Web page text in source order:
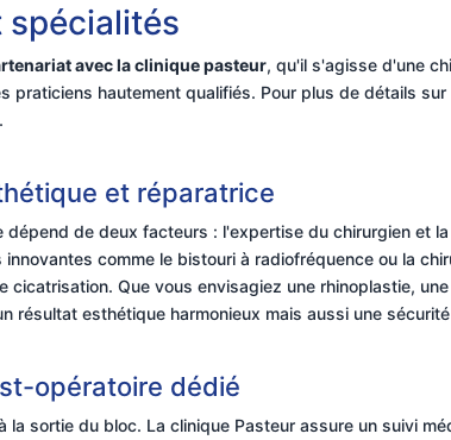
spécialités
avec la clinique pasteur, qu'il s'agisse d'une
praticiens hautement qualifiés. Pour plus de détails
.
et réparatrice
de deux facteurs : l'expertise du chirurgien et
comme le bistouri à radiofréquence ou la
Que vous envisagiez une rhinoplastie,
résultat esthétique harmonieux mais aussi une
opératoire dédié
sortie du bloc. La clinique Pasteur assure un suivi